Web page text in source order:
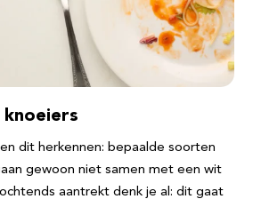
dit herkennen: bepaalde soorten
gewoon niet samen met een wit
ochtends aantrekt denk je al: dit gaat